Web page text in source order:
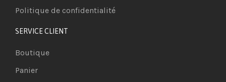
Politique de confidentialité
SERVICE CLIENT
Boutique
Panier